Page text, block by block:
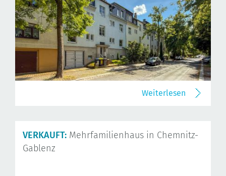
Weiterlesen
VERKAUFT: Mehrfamilienhaus in Chemnitz-
Gablenz